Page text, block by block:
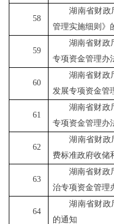
58
湖南省财政
管理实施细则》
59
湖南省财政
专项资金管理办
60
湖南省财政
发展专项资金管
61
湖南省财政
专项资金管理办
62
湖南省财政
费标准政府收储
63
湖南省财政
治专项资金管理
64
湖南省财政
的通知